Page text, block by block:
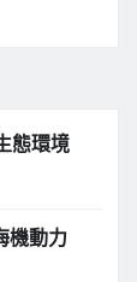
態環境
機動力